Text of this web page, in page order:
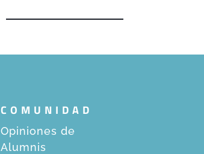
COMUNIDAD
Opiniones de
Alumnis